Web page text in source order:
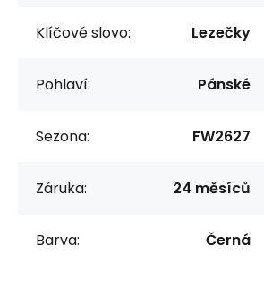
Klíčové slovo: Lezečky
Pohlaví: Pánské
Sezona: FW2627
Záruka: 24 měsíců
Barva: Černá